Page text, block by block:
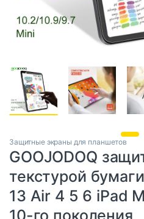
Защитные экраны для планшетов
GOOJODOQ
текстурой
13 Air 4 5 6 iPad